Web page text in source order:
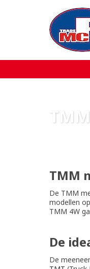
Over MCR
TMM
De TMM
modellen
TMM 4W
De
De